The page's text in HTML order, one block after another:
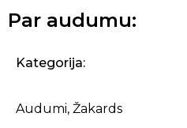
Par audumu:
Kategorija:
Audumi, Žakards